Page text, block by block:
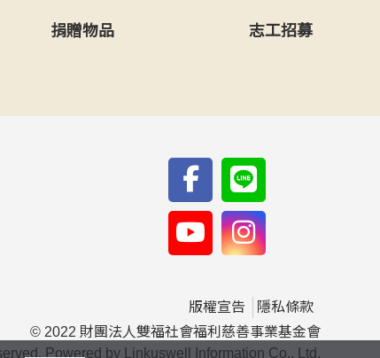
捐贈物品 志工招募
版權宣告
隱私條款
© 2022 財團法人雙福社會福利慈善事業基金會
Powered by Linkuswell Information Co., Ltd.